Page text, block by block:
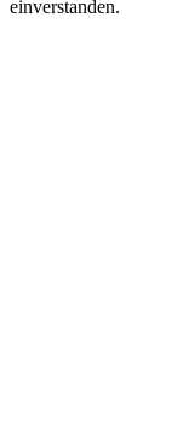
einverstanden.